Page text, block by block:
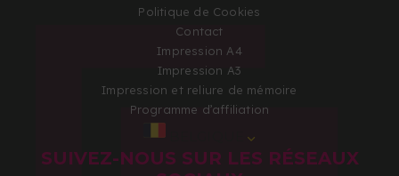
Politique de Cookies
Contact
Impression A4
Impression A3
Impression et reliure de mémoire
Programme d’affiliation
SUIVEZ-NOUS SUR LES RÉSEAUX